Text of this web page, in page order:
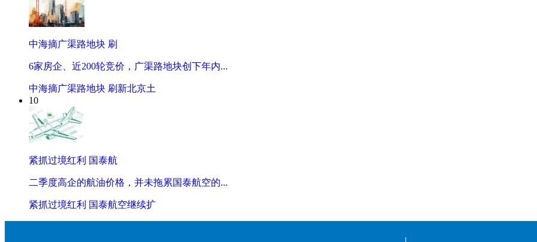
中海摘广渠路地块 刷
6家房企、近200轮竞价，广渠路地块创下年内...
中海摘广渠路地块 刷新北京土
10
紧抓过境红利 国泰航
二季度高企的航油价格，并未拖累国泰航空的...
紧抓过境红利 国泰航空继续扩